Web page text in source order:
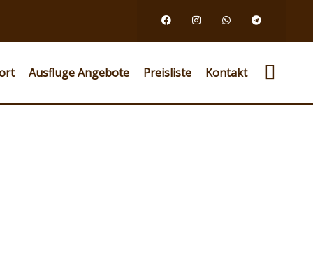
Ausfluge Angebote Preisliste Kontakt